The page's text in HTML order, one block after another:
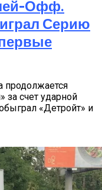
Офф.
Серию
продолжается
счет ударной
«Детройт» и